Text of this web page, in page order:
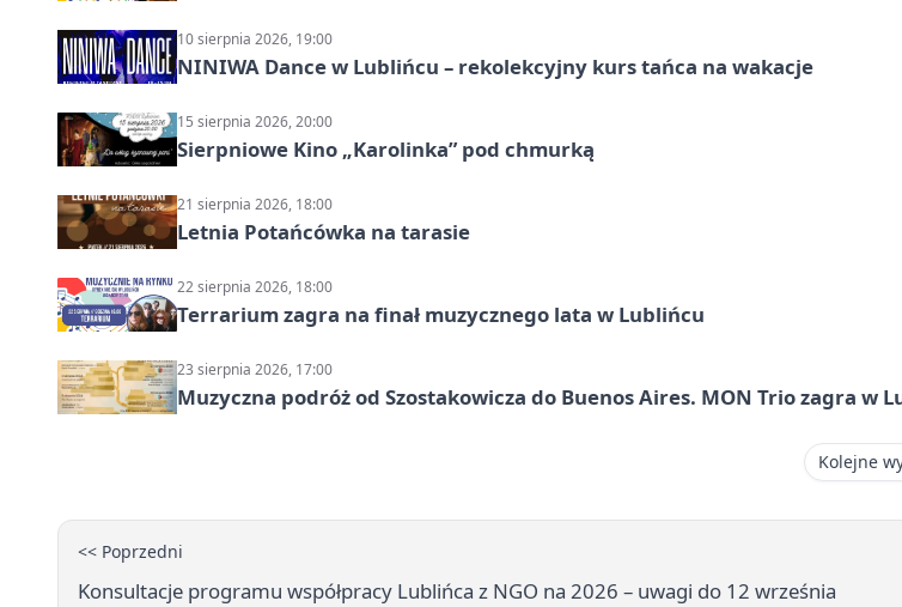
10 sierpnia 2026, 19:00
NINIWA Dance w Lublińcu – rekolekcyjny kurs tańca na wakacje
15 sierpnia 2026, 20:00
Sierpniowe Kino „Karolinka” pod chmurką
21 sierpnia 2026, 18:00
Letnia Potańcówka na tarasie
22 sierpnia 2026, 18:00
Terrarium zagra na finał muzycznego lata w Lublińcu
23 sierpnia 2026, 17:00
Muzyczna podróż od Szostakowicza do Buenos Aires. MON Trio zagra w
Kolejne
<< Poprzedni
Konsultacje programu współpracy Lublińca z NGO na 2026 – uwagi do 12 września